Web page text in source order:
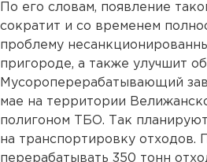
По его словам, появление
сократит и со временем
проблему
пригороде, а также улучшит
Мусороперерабатывающий
мае на территории
полигоном ТБО. Так
на транспортировку отходов.
перерабатывать 350 тонн